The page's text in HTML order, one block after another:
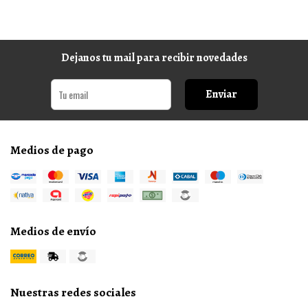
Dejanos tu mail para recibir novedades
Enviar
Medios de pago
Medios de envío
Nuestras redes sociales